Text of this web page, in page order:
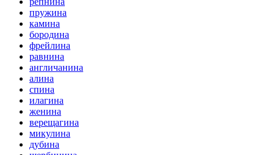
пружина
камина
бородина
фрейлина
равнина
англичанина
алина
спина
илагина
женина
верещагина
микулина
дубина